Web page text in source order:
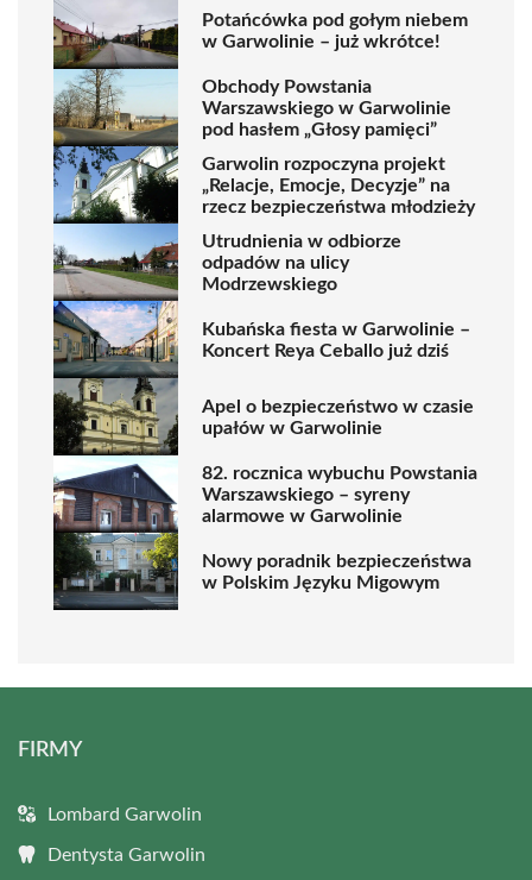
Potańcówka pod gołym niebem
w Garwolinie – już wkrótce!
Obchody Powstania
Warszawskiego w Garwolinie
pod hasłem „Głosy pamięci”
Garwolin rozpoczyna projekt
„Relacje, Emocje, Decyzje” na
rzecz bezpieczeństwa młodzieży
Utrudnienia w odbiorze
odpadów na ulicy
Modrzewskiego
Kubańska fiesta w Garwolinie –
Koncert Reya Ceballo już dziś
Apel o bezpieczeństwo w czasie
upałów w Garwolinie
82. rocznica wybuchu Powstania
Warszawskiego – syreny
alarmowe w Garwolinie
Nowy poradnik bezpieczeństwa
w Polskim Języku Migowym
FIRMY
Lombard Garwolin
Dentysta Garwolin